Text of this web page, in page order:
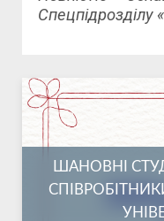
Спецпідрозділу
ШАНОВНІ